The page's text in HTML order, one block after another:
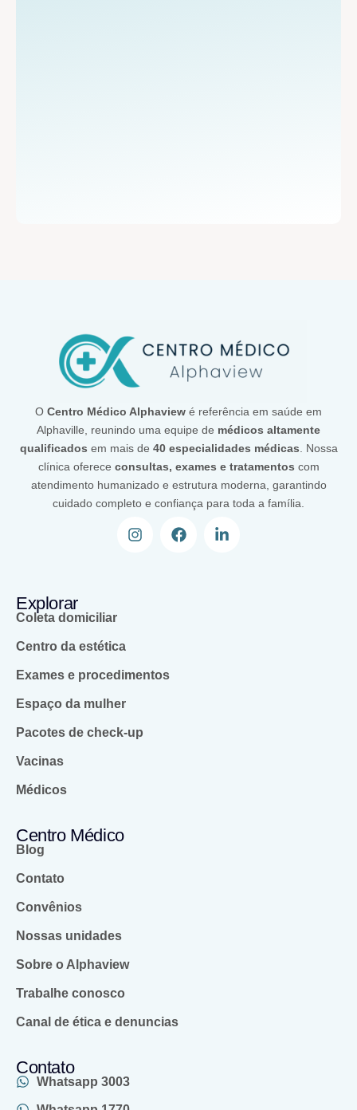
O Centro Médico Alphaview é referência em saúde em
Alphaville, reunindo uma equipe de médicos altamente
qualificados em mais de 40 especialidades médicas. Nossa
clínica oferece consultas, exames e tratamentos com
atendimento humanizado e estrutura moderna, garantindo
cuidado completo e confiança para toda a família.
Explorar
Coleta domiciliar
Centro da estética
Exames e procedimentos
Espaço da mulher
Pacotes de check-up
Vacinas
Médicos
Centro Médico
Blog
Contato
Convênios
Nossas unidades
Sobre o Alphaview
Trabalhe conosco
Canal de ética e denuncias
Contato
Whatsapp 3003